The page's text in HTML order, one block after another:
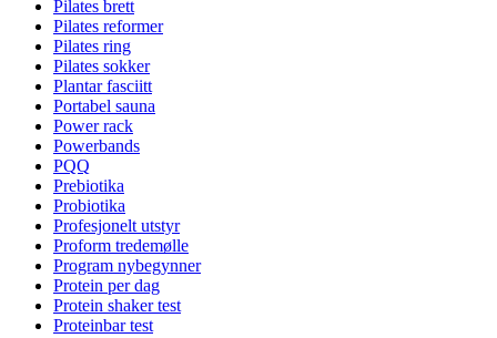
Pilates brett
Pilates reformer
Pilates ring
Pilates sokker
Plantar fasciitt
Portabel sauna
Power rack
Powerbands
PQQ
Prebiotika
Probiotika
Profesjonelt utstyr
Proform tredemølle
Program nybegynner
Protein per dag
Protein shaker test
Proteinbar test